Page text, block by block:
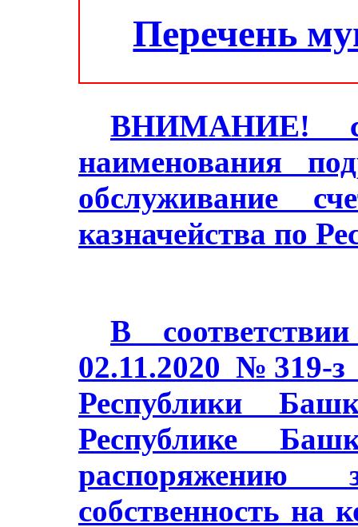
Перечень
ВНИМАНИЕ! с
наименования
обслуживание
казначейства по
В
02.11.2020 №319-
Республики
Республике
распоряжению
собственность на